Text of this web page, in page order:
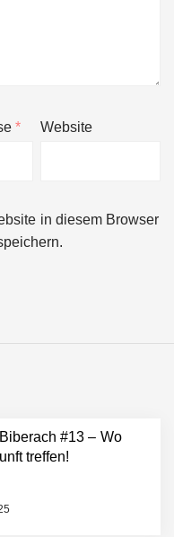
* Website
in diesem Browser
#13 – Wo
treffen!